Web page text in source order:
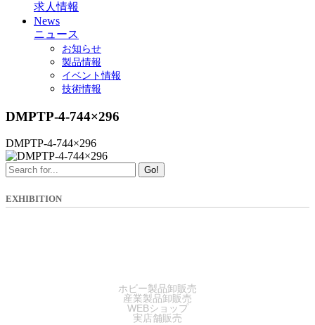
求人情報
News
ニュース
お知らせ
製品情報
イベント情報
技術情報
DMPTP-4-744×296
DMPTP-4-744×296
Go!
EXHIBITION
ホビー製品卸販売
産業製品卸販売
WEBショップ
実店舗販売